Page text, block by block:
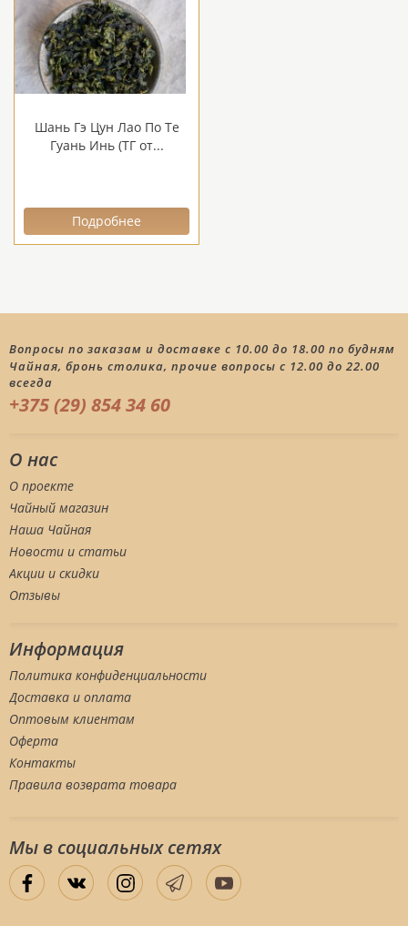
Шань Гэ Цун Лао По Те
Гуань Инь (ТГ от...
Подробнее
Вопросы по заказам и доставке с 10.00 до 18.00 по будням
Чайная, бронь столика, прочие вопросы с 12.00 до 22.00
всегда
+375 (29) 854 34 60
О нас
О проекте
Чайный магазин
Наша Чайная
Новости и статьи
Акции и скидки
Отзывы
Информация
Политика конфиденциальности
Доставка и оплата
Оптовым клиентам
Оферта
Контакты
Правила возврата товара
Мы в социальных сетяx